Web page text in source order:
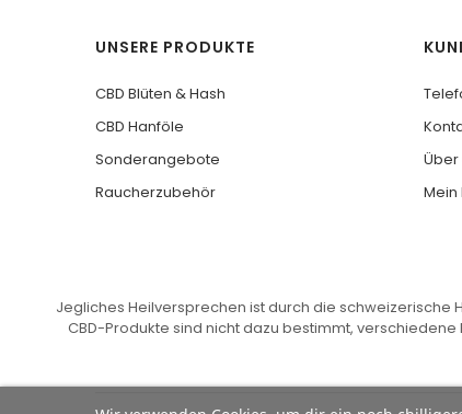
UNSERE PRODUKTE
CBD Blüten & Hash
CBD Hanföle
Sonderangebote
Raucherzubehör
Über
Mein
Jegliches Heilversprechen ist durch die schweizerische
CBD-Produkte sind nicht dazu bestimmt,